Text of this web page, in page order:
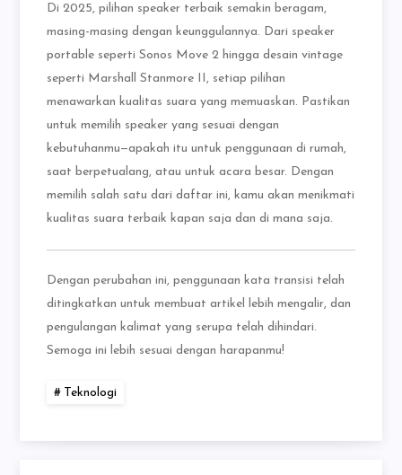
Di 2025, pilihan speaker terbaik semakin beragam,
masing-masing dengan keunggulannya. Dari speaker
portable seperti Sonos Move 2 hingga desain vintage
seperti Marshall Stanmore II, setiap pilihan
menawarkan kualitas suara yang memuaskan. Pastikan
untuk memilih speaker yang sesuai dengan
kebutuhanmu—apakah itu untuk penggunaan di rumah,
saat berpetualang, atau untuk acara besar. Dengan
memilih salah satu dari daftar ini, kamu akan menikmati
kualitas suara terbaik kapan saja dan di mana saja.
Dengan perubahan ini, penggunaan kata transisi telah
ditingkatkan untuk membuat artikel lebih mengalir, dan
pengulangan kalimat yang serupa telah dihindari.
Semoga ini lebih sesuai dengan harapanmu!
Teknologi